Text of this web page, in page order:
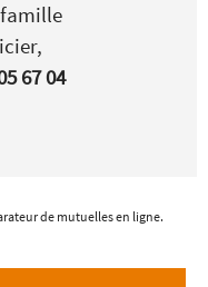
67 04
de mutuelles en ligne.